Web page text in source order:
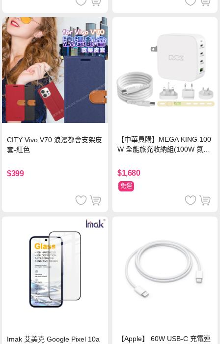
CITY Vivo V70 浪漫都會支架皮
套-紅色
$399
【中華員購】MEGA KING 100
W 全能旅充收納組(100W 氮化
萬國轉接器)
$1,680
免運
Imak 艾美克 Google Pixel 10a 【Apple】 60W USB-C 充電連